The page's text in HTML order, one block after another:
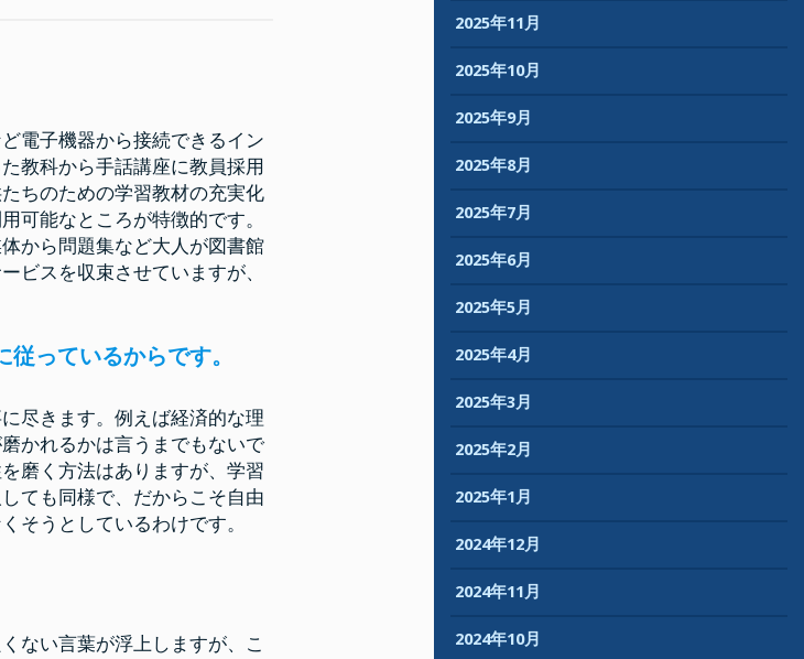
電子機器から接続できるイン
教科から手話講座に教員採用
ちのための学習教材の充実化
可能なところが特徴的です。
から問題集など大人が図書館
ビスを収束させていますが、
っているからです。
尽きます。例えば経済的な理
かれるかは言うまでもないで
磨く方法はありますが、学習
ても同様で、だからこそ自由
そうとしているわけです。
ない言葉が浮上しますが、こ
2025年11月
2025年10月
2025年9月
2025年8月
2025年7月
2025年6月
2025年5月
2025年4月
2025年3月
2025年2月
2025年1月
2024年12月
2024年11月
2024年10月